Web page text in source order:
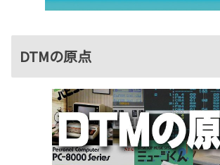
DTMの原点